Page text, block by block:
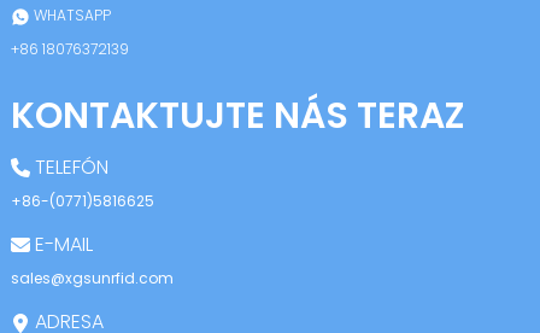
WHATSAPP
+86 18076372139
KONTAKTUJTE NÁS TERAZ
TELEFÓN
+86-(0771)5816625
E-MAIL
sales@xgsunrfid.com
ADRESA